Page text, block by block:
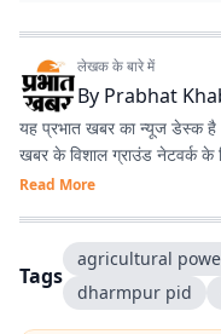
लेखक के बारे में
By Prabhat
यह प्रभात खबर का न्यूज डेस्क
खबर के विशाल ग्राउंड नेटवर्क के
Read More
Tags
agricultural
dharmpur pid